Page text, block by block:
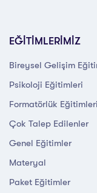
EĞİTİMLERİMİZ
Bireysel Gelişim
Psikoloji Eğitimleri
Formatörlük Eğitimleri
Çok Talep Edilenler
Genel Eğitimler
Materyal
Paket Eğitimler